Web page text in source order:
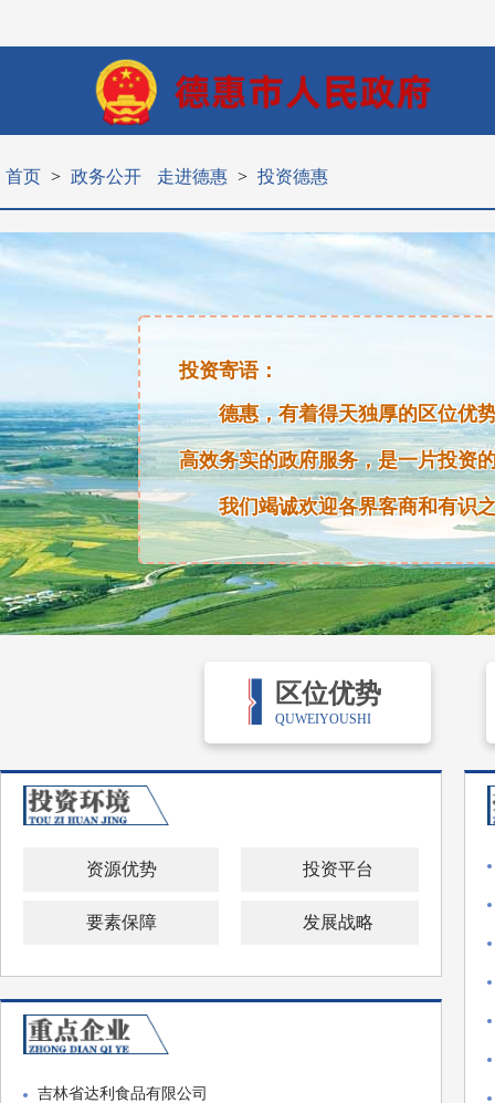
首页 > 政务公开 走进德惠 > 投资德惠
投资寄语：
德惠，有着得天独厚的区位优
高效务实的政府服务，是一片投资
我们竭诚欢迎各界客商和有识
区位优势
QUWEIYOUSHI
资源优势 投资平台
要素保障 发展战略
吉林省达利食品有限公司